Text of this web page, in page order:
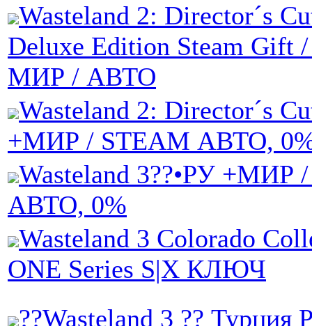
Wasteland 2: Director´s
Deluxe Edition Steam Gift
МИР / АВТО
Wasteland 2: Director´s
+МИР / STEAM АВТО,
Wasteland 3??•РУ +МИР
АВТО, 0%
Wasteland 3 Colorado
ONE Series S|X КЛЮЧ
??Wasteland 3 ?? Турция